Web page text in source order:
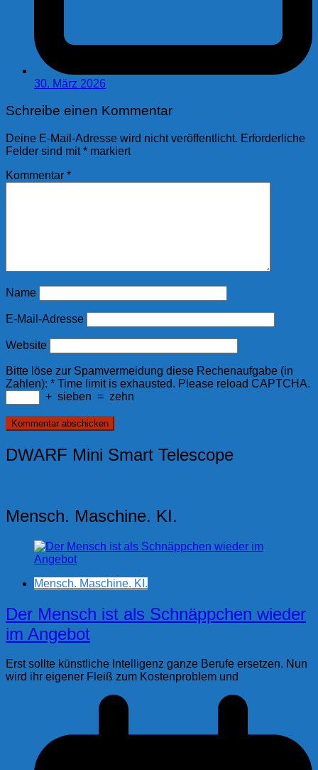
30. März 2026
Schreibe einen Kommentar
Deine E-Mail-Adresse wird nicht veröffentlicht. Erforderliche
Felder sind mit* markiert
Kommentar *
Name
E-Mail-Adresse
Website
Bitte löse zur Spamvermeidung diese Rechenaufgabe (in
Zahlen): * Time limit is exhausted. Please reload CAPTCHA.
+ sieben = zehn
DWARF Mini Smart Telescope
Mensch. Maschine. KI.
Mensch. Maschine. KI.
Der Mensch ist als Schnäppchen wieder
im Angebot
Erst sollte künstliche Intelligenz ganze Berufe ersetzen. Nun
wird ihr eigener Fleiß zum Kostenproblem und